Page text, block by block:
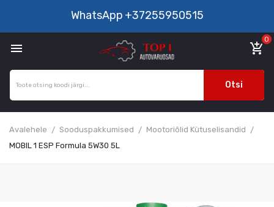
WhatsApp +37255950515
 add_shopping_cart
0
Otsi
Avalehele Sooduspakkumised
Mootoriõlid Kütuselisandid
MOBIL 1 ESP Formula 5W30 5L